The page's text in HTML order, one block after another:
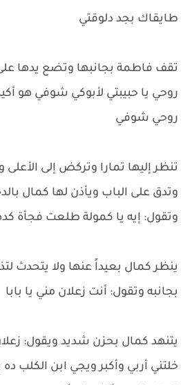
طايقاك بجد دلوقتي
تقف فاطمة بجانبها وتضع يدها
روحي يا حبيبتي لأبوكي شوفي هو
روحي شوفي
تنظر إليها تمارا وتركض إلى
وتدق على الباب ويأذن لها كمال
وتقول: إيه يا كمولة طلعت فجأة
ينظر كمال بعيداً عنها ولا يتحدث
بجانبه وتقول: أنت زعلان مني يا بابا
يتنهد كمال بحزن شديد ويقول:
خلتني أربي وأكبر ويجي ابن الكلب